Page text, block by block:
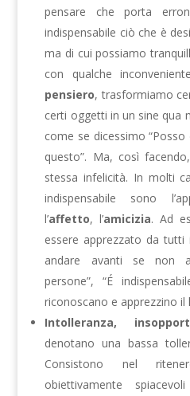
pensare che porta
indispensabile ciò che è
ma di cui possiamo
con qualche
pensiero, trasformiamo
certi oggetti in un sine qua
come se dicessimo
questo”. Ma, così
stessa infelicità. In molti
indispensabile sono
l’affetto, l’amicizia. Ad
essere apprezzato da tutti
andare avanti se non
persone”, “É
riconoscano e apprezzino il
Intolleranza,
denotano una bassa
Consistono nel
obiettivamente